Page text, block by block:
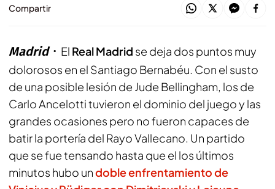
Compartir
Madrid El Real Madrid se deja dos puntos muy
dolorosos en el Santiago Bernabéu. Con el susto
de una posible lesión de Jude Bellingham, los de
Carlo Ancelotti tuvieron el dominio del juego y las
grandes ocasiones pero no fueron capaces de
batir la portería del Rayo Vallecano. Un partido
que se fue tensando hasta que el los últimos
minutos hubo undoble enfrentamiento de